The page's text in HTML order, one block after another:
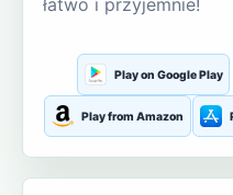
łatwo i przyjemnie!
Play on Google Play
Play from Amazon